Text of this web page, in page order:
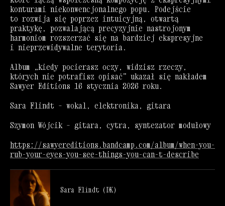
konturami niekonwencjonalnego popu. Podejście
to rozwija się poprzez intuicyjną, otwartą
praktykę, pozwalającą precyzyjnie nastrojonym
harmoniom rozszerzać się na bardziej ekspresyjne
i nieprzewidywalne terytoria.
Album „kiedy pocierasz oczy, widzisz rzeczy,
których nie potrafisz opisać” ukazał się nakładem
Sawyer Editions 16 stycznia 2026 roku.
Sara Flindt – wokal, elektronika, gitara
Szymon Wójcik – gitara, cytra, syntezator modułowy
https://sawyereditions.bandcamp.com/album/when-you-
rub-your-eyes-you-see-things-you-can-t-describe
Sara Flindt (DK)